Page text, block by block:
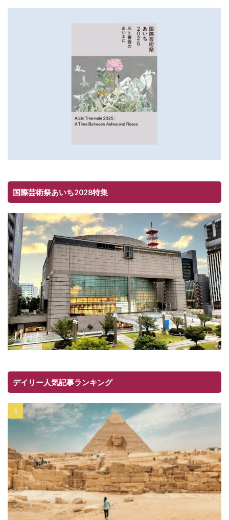
国際芸術祭あいち2028特集
デイリー人気記事ランキング